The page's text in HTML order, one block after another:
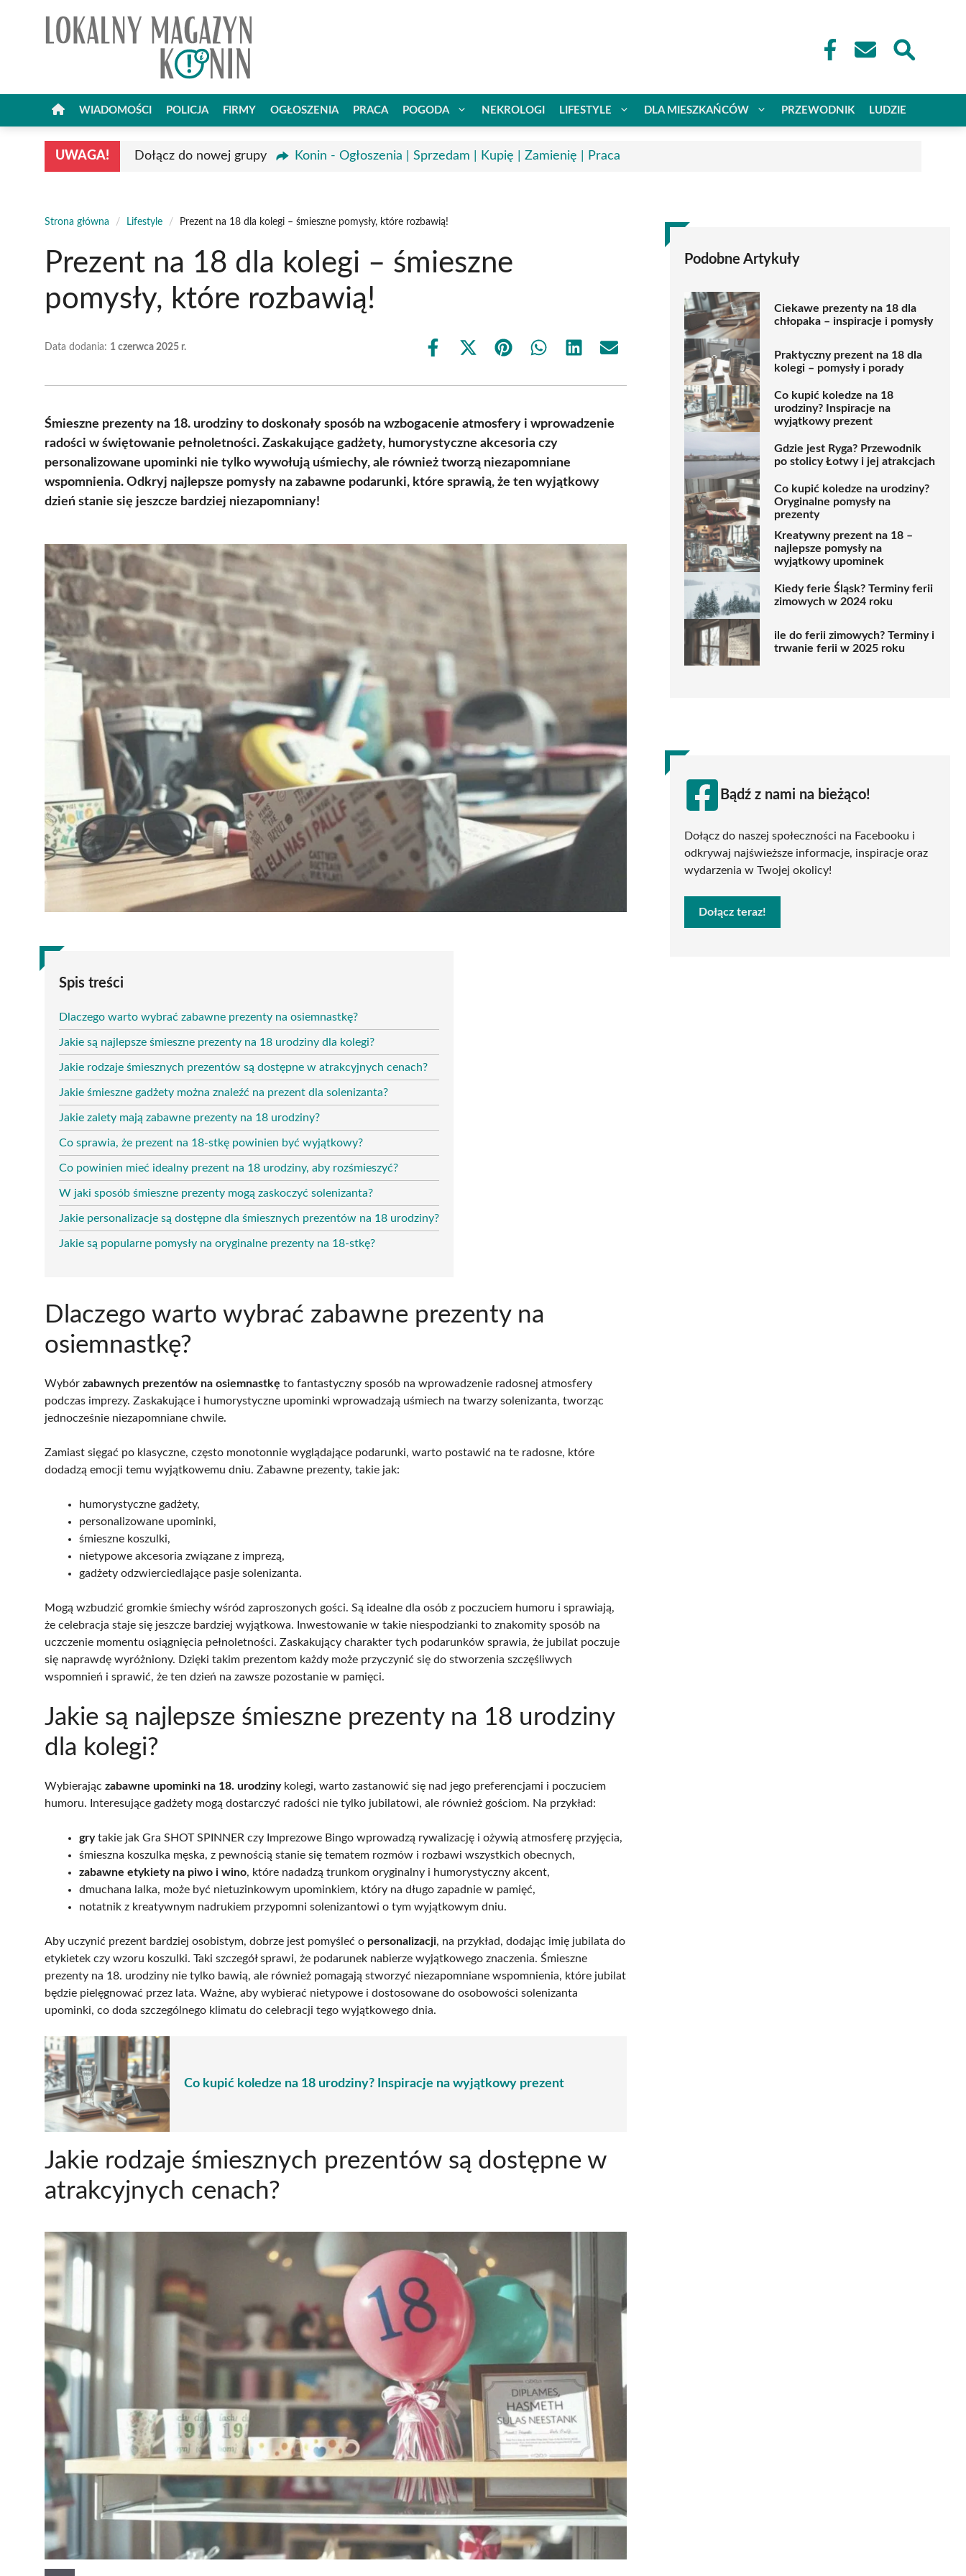
WIADOMOŚCI POLICJA FIRMY OGŁOSZENIA PRACA POGODA NEKROLOGI LIFESTYLE DLA MIESZKAŃCÓW PRZEWODNIK LUDZIE
UWAGA! Dołącz do nowej grupy Konin - Ogłoszenia | Sprzedam | Kupię | Zamienię | Praca
Strona główna / Lifestyle / Prezent na 18 dla kolegi – śmieszne pomysły, które rozbawią!
Prezent na 18 dla kolegi – śmieszne
pomysły, które rozbawią!
Data dodania: 1 czerwca 2025 r.
Share
Share
(Twitter)
Share Share Share Share
Śmieszne prezenty na 18. urodziny to doskonały sposób na wzbogacenie atmosfery i wprowadzenie
radości w świętowanie pełnoletności. Zaskakujące gadżety, humorystyczne akcesoria czy
personalizowane upominki nie tylko wywołują uśmiechy, ale również tworzą niezapomniane
wspomnienia. Odkryj najlepsze pomysły na zabawne podarunki, które sprawią, że ten wyjątkowy
dzień stanie się jeszcze bardziej niezapomniany!
Spis treści
Dlaczego warto wybrać zabawne prezenty na osiemnastkę?
Jakie są najlepsze śmieszne prezenty na 18 urodziny dla kolegi?
Jakie rodzaje śmiesznych prezentów są dostępne w atrakcyjnych cenach?
Jakie śmieszne gadżety można znaleźć na prezent dla solenizanta?
Jakie zalety mają zabawne prezenty na 18 urodziny?
Co sprawia, że prezent na 18-stkę powinien być wyjątkowy?
Co powinien mieć idealny prezent na 18 urodziny, aby rozśmieszyć?
W jaki sposób śmieszne prezenty mogą zaskoczyć solenizanta?
Jakie personalizacje są dostępne dla śmiesznych prezentów na 18 urodziny?
Jakie są popularne pomysły na oryginalne prezenty na 18-stkę?
Dlaczego warto wybrać zabawne prezenty na
osiemnastkę?
Wybór zabawnych prezentów na osiemnastkę to fantastyczny sposób na wprowadzenie radosnej atmosfery
podczas imprezy. Zaskakujące i humorystyczne upominki wprowadzają uśmiech na twarzy solenizanta, tworząc
jednocześnie niezapomniane chwile.
Zamiast sięgać po klasyczne, często monotonnie wyglądające podarunki, warto postawić na te radosne, które
dodadzą emocji temu wyjątkowemu dniu. Zabawne prezenty, takie jak:
humorystyczne gadżety,
personalizowane upominki,
śmieszne koszulki,
nietypowe akcesoria związane z imprezą,
gadżety odzwierciedlające pasje solenizanta.
Mogą wzbudzić gromkie śmiechy wśród zaproszonych gości. Są idealne dla osób z poczuciem humoru i sprawiają,
że celebracja staje się jeszcze bardziej wyjątkowa. Inwestowanie w takie niespodzianki to znakomity sposób na
uczczenie momentu osiągnięcia pełnoletności. Zaskakujący charakter tych podarunków sprawia, że jubilat poczuje
się naprawdę wyróżniony. Dzięki takim prezentom każdy może przyczynić się do stworzenia szczęśliwych
wspomnień i sprawić, że ten dzień na zawsze pozostanie w pamięci.
Jakie są najlepsze śmieszne prezenty na 18 urodziny
dla kolegi?
Wybierając zabawne upominki na 18. urodzinykolegi, warto zastanowić się nad jego preferencjami i poczuciem
humoru. Interesujące gadżety mogą dostarczyć radości nie tylko jubilatowi, ale również gościom. Na przykład:
grytakie jak Gra SHOT SPINNER czy Imprezowe Bingo wprowadzą rywalizację i ożywią atmosferę przyjęcia,
śmieszna koszulka męska, z pewnością stanie się tematem rozmów i rozbawi wszystkich obecnych,
zabawne etykiety na piwo i wino, które nadadzą trunkom oryginalny i humorystyczny akcent,
dmuchana lalka, może być nietuzinkowym upominkiem, który na długo zapadnie w pamięć,
notatnik z kreatywnym nadrukiem przypomni solenizantowi o tym wyjątkowym dniu.
Aby uczynić prezent bardziej osobistym, dobrze jest pomyśleć o personalizacji, na przykład, dodając imię jubilata do
etykietek czy wzoru koszulki. Taki szczegół sprawi, że podarunek nabierze wyjątkowego znaczenia. Śmieszne
prezenty na 18. urodziny nie tylko bawią, ale również pomagają stworzyć niezapomniane wspomnienia, które jubilat
będzie pielęgnować przez lata. Ważne, aby wybierać nietypowe i dostosowane do osobowości solenizanta
upominki, co doda szczególnego klimatu do celebracji tego wyjątkowego dnia.
Co kupić koledze na 18 urodziny? Inspiracje na wyjątkowy prezent
Jakie rodzaje śmiesznych prezentów są dostępne w
atrakcyjnych cenach?
Podobne Artykuły
Ciekawe prezenty na 18 dla
chłopaka – inspiracje i pomysły
Praktyczny prezent na 18 dla
kolegi – pomysły i porady
Co kupić koledze na 18
urodziny? Inspiracje na
wyjątkowy prezent
Gdzie jest Ryga? Przewodnik
po stolicy Łotwy i jej atrakcjach
Co kupić koledze na urodziny?
Oryginalne pomysły na
prezenty
Kreatywny prezent na 18 –
najlepsze pomysły na
wyjątkowy upominek
Kiedy ferie Śląsk? Terminy ferii
zimowych w 2024 roku
ile do ferii zimowych? Terminy i
trwanie ferii w 2025 roku
Bądź z nami na bieżąco!
Dołącz do naszej społeczności na Facebooku i
odkrywaj najświeższe informacje, inspiracje oraz
wydarzenia w Twojej okolicy!
Dołącz teraz!